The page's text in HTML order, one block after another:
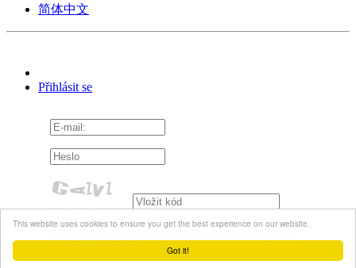
Got it!
This website uses cookies to ensure you get the best experience on our website.
简体中文
Přihlásit se
Pamatuj si mě